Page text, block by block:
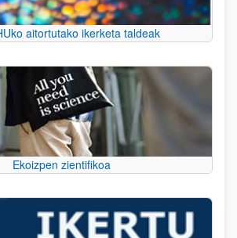
aitortutako ikerketa taldeak
Ekoizpen zientifikoa